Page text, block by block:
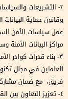
٢- التشريعات
وقانون حماية
عمل سياسات الأمن
مراكز البيانات الأمنة
٣- بناء قدرات كوادر
للعاملين في مجال
فريق، مع ضمان
٤- تعزيز التعاون بين